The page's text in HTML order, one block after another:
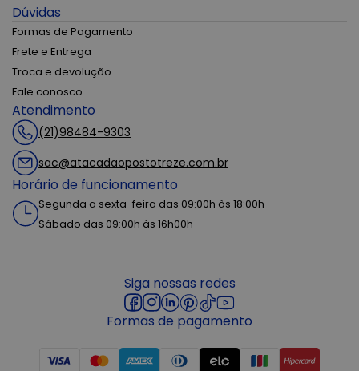
Dúvidas
Formas de Pagamento
Frete e Entrega
Troca e devolução
Fale conosco
Atendimento
(21)98484-9303
sac@atacadaopostotreze.com.br
Horário de funcionamento
Segunda a sexta-feira das 09:00h às 18:00h
Sábado das 09:00h às 16h00h
Siga nossas redes
Formas de pagamento